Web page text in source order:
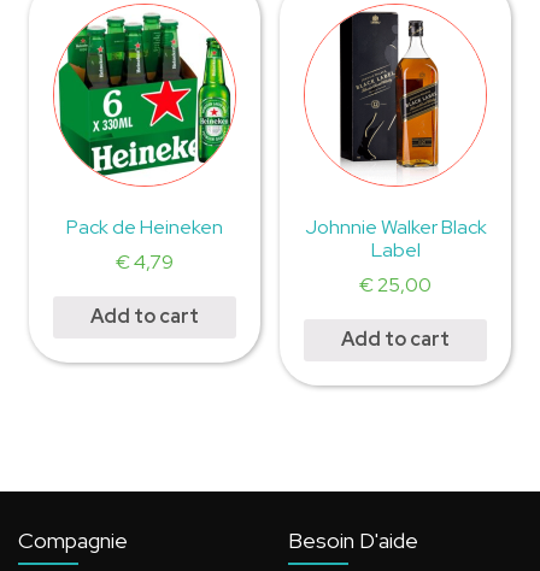
Pack de Heineken
€4,79
Add to cart
Johnnie Walker Black
Label
€25,00
Add to cart
Compagnie Besoin D'aide